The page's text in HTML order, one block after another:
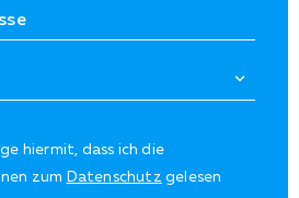
hiermit, dass ich die
zum Datenschutz gelesen